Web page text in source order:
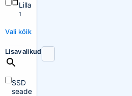
Lilla
1
Vali kõik
Lisavalikud
SSD
seade